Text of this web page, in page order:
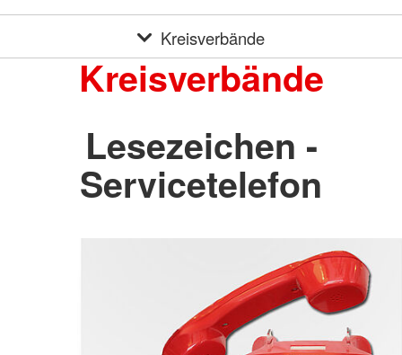
Kreisverbände
Kreisverbände
Lesezeichen -
Servicetelefon